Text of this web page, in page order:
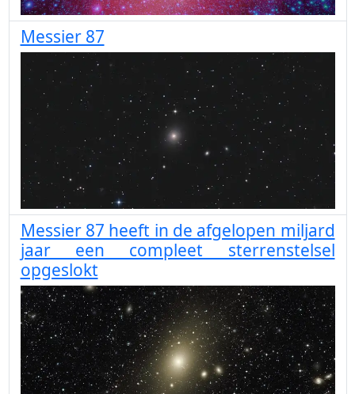
Messier 87
Messier 87 heeft in de afgelopen miljard
jaar een compleet sterrenstelsel
opgeslokt